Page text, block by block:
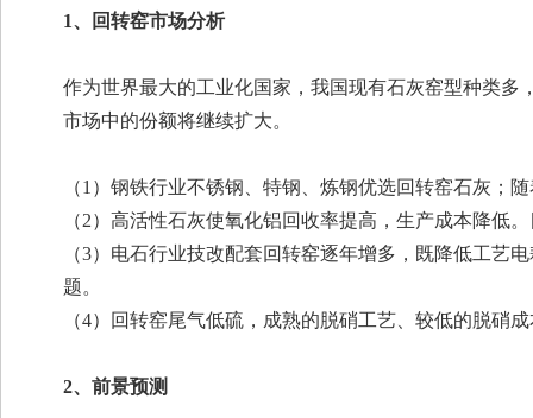
1、回转窑市场分析
作为世界最大的工业化国家，我国现有石灰窑型种类
市场中的份额将继续扩大。
（1）钢铁行业不锈钢、特钢、炼钢优选回转窑石灰；
（2）高活性石灰使氧化铝回收率提高，生产成本降低
（3）电石行业技改配套回转窑逐年增多，既降低工艺
题。
（4）回转窑尾气低硫，成熟的脱硝工艺、较低的脱硝
2、前景预测